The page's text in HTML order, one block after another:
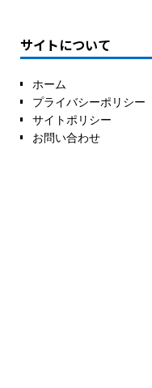
サイトについて
ホーム
プライバシーポリシー
サイトポリシー
お問い合わせ